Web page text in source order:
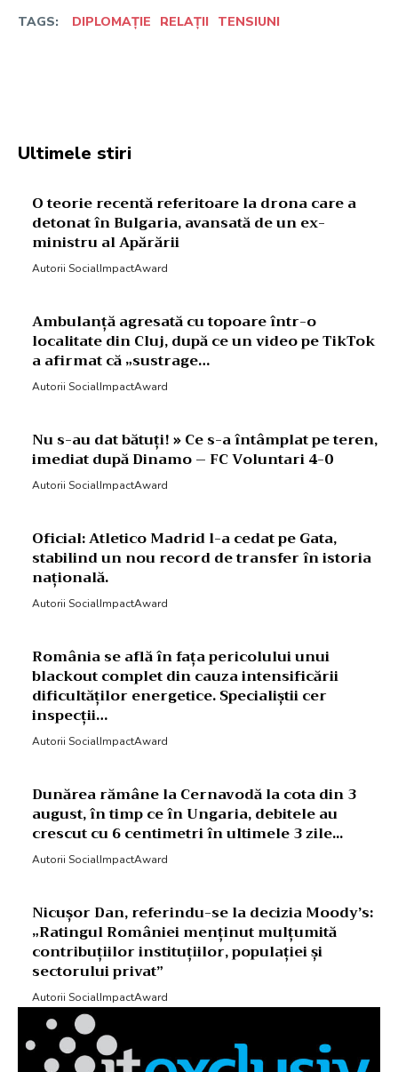
TAGS: DIPLOMAȚIE RELAȚII TENSIUNI
Ultimele stiri
O teorie recentă referitoare la drona care a
detonat în Bulgaria, avansată de un ex-
ministru al Apărării
Autorii SocialImpactAward
Ambulanță agresată cu topoare într-o
localitate din Cluj, după ce un video pe TikTok
a afirmat că „sustrage…
Autorii SocialImpactAward
Nu s-au dat bătuți! » Ce s-a întâmplat pe teren,
imediat după Dinamo – FC Voluntari 4-0
Autorii SocialImpactAward
Oficial: Atletico Madrid l-a cedat pe Gata,
stabilind un nou record de transfer în istoria
națională.
Autorii SocialImpactAward
România se află în fața pericolului unui
blackout complet din cauza intensificării
dificultăților energetice. Specialiștii cer
inspecții…
Autorii SocialImpactAward
Dunărea rămâne la Cernavodă la cota din 3
august, în timp ce în Ungaria, debitele au
crescut cu 6 centimetri în ultimele 3 zile...
Autorii SocialImpactAward
Nicușor Dan, referindu-se la decizia Moody’s:
„Ratingul României menținut mulțumită
contribuțiilor instituțiilor, populației și
sectorului privat”
Autorii SocialImpactAward